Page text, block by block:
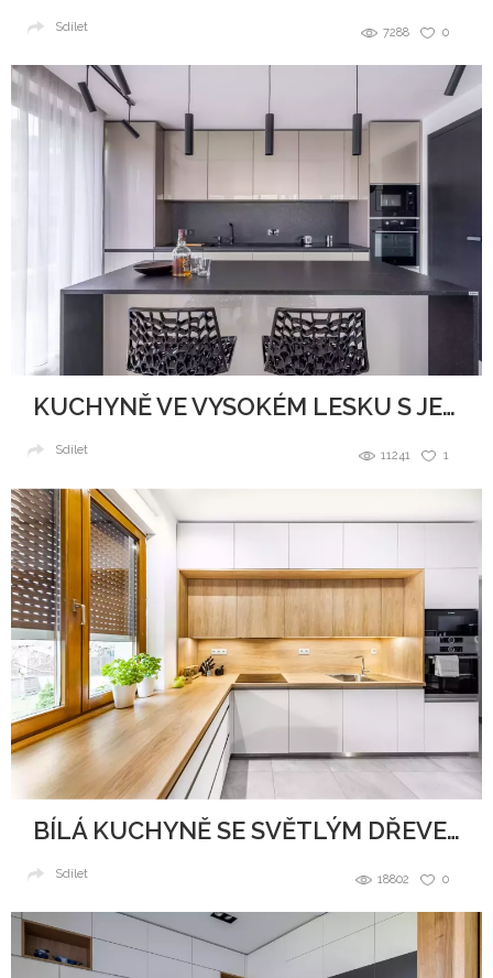
0
7288
Sdílet
KUCHYNĚ VE VYSOKÉM LESKU S JEMNÝMI TŘPYTKAMI
1
11241
Sdílet
BÍLÁ KUCHYNĚ SE SVĚTLÝM DŘEVEM
0
18802
Sdílet